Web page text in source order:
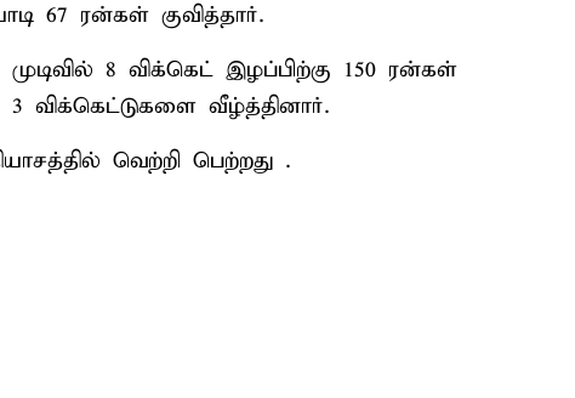
67 ரன்கள் குவித்தார்.
8 விக்கெட் இழப்பிற்கு 150 ரன்கள்
3 விக்கெட்டுகளை வீழ்த்தினார்.
வெற்றி பெற்றது .